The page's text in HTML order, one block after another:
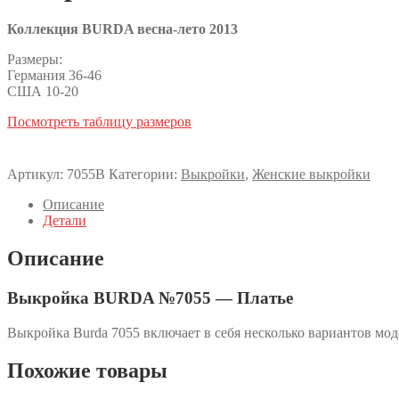
Коллекция BURDA весна-лето 2013
Размеры:
Германия 36-46
США 10-20
Посмотреть таблицу размеров
Артикул: 7055B Категории: Выкройки, Женские выкройки
Описание
Детали
Описание
Выкройка BURDA №7055 — Платье
Выкройка Burda 7055 включает в себя несколько вариантов
Похожие товары